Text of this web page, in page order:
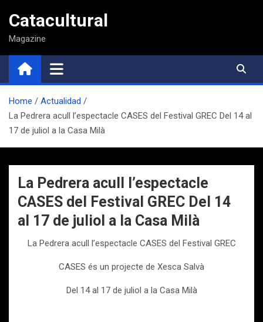
contenido
Catacultural
Magazine
Home
Actualidad
La Pedrera acull l’espectacle CASES del Festival GREC Del 14 al
17 de juliol a la Casa Milà
La Pedrera acull l’espectacle
CASES del Festival GREC Del 14
al 17 de juliol a la Casa Milà
La Pedrera acull l’espectacle CASES del Festival GREC
CASES és un projecte de Xesca Salvà
Del 14 al 17 de juliol a la Casa Milà